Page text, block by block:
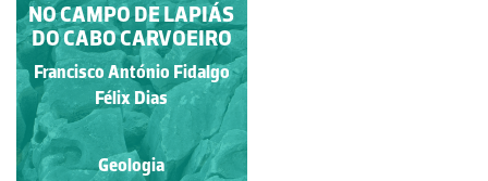
AMONITE DO
TOARCIANO
Francisco António Fidalgo
Félix Dias
Geologia
NO CAMPO DE LAPIÁS
DO CABO CARVOEIRO
Francisco António Fidalgo
Félix Dias
Geologia